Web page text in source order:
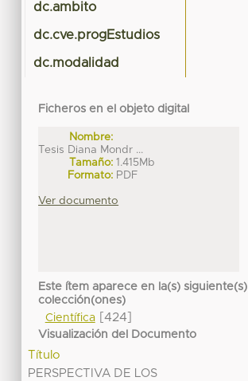
dc.ambito
dc.cve.progEstudios
dc.modalidad
Ficheros en el objeto digital
Nombre:
Tesis Diana Mondr ...
Tamaño: 1.415Mb
Formato: PDF
Ver documento
Este ítem aparece en la(s) siguiente(s)
colección(ones)
Científica[424]
Visualización del Documento
Título
PERSPECTIVA DE LOS